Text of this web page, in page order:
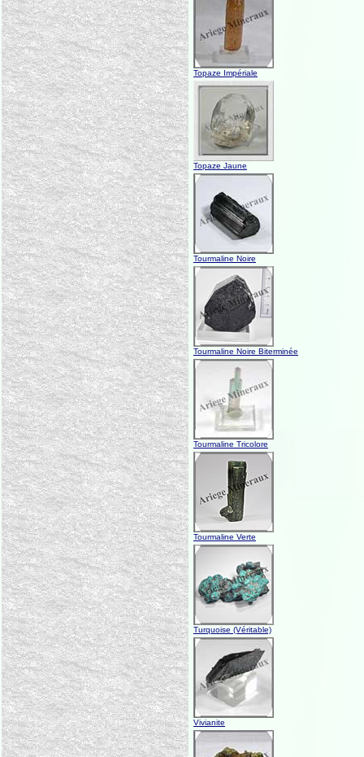
Topaze Impériale
Topaze Jaune
Tourmaline Noire
Tourmaline Noire Biterminée
Tourmaline Tricolore
Tourmaline Verte
Turquoise (Véritable)
Vivianite